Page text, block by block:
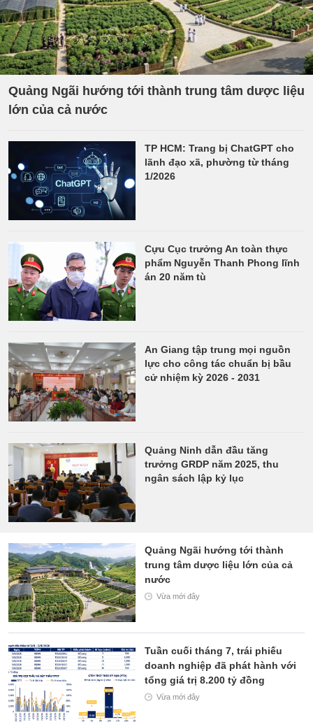
Quảng Ngãi hướng tới thành trung tâm dược liệu
lớn của cả nước
TP HCM: Trang bị ChatGPT cho
lãnh đạo xã, phường từ tháng
1/2026
Cựu Cục trưởng An toàn thực
phẩm Nguyễn Thanh Phong lĩnh
án 20 năm tù
An Giang tập trung mọi nguồn
lực cho công tác chuẩn bị bầu
cử nhiệm kỳ 2026 - 2031
Quảng Ninh dẫn đầu tăng
trưởng GRDP năm 2025, thu
ngân sách lập kỷ lục
Quảng Ngãi hướng tới thành
trung tâm dược liệu lớn của cả
nước
Vừa mới đây
Tuần cuối tháng 7, trái phiếu
doanh nghiệp đã phát hành với
tổng giá trị 8.200 tỷ đồng
Vừa mới đây